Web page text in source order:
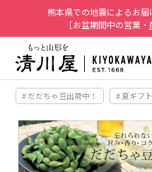
熊本県での地震によるお届
［お盆期間中の営業・
# だだちゃ豆出荷中！ # 夏ギフト